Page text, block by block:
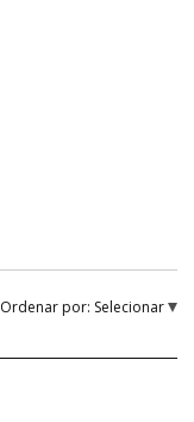
Ordenar por: Selecionar